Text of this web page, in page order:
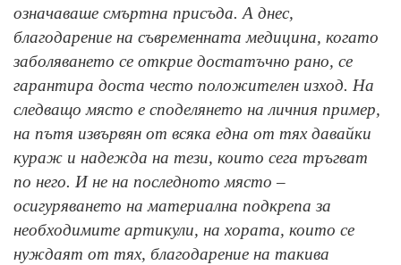
означаваше смъртна присъда. А днес,
благодарение на съвременната медицина, когато
заболяването се открие достатъчно рано, се
гарантира доста често положителен изход. На
следващо място е споделянето на личния пример,
на пътя извървян от всяка една от тях давайки
кураж и надежда на тези, които сега тръгват
по него. И не на последното място –
осигуряването на материална подкрепа за
необходимите артикули, на хората, които се
нуждаят от тях, благодарение на такива